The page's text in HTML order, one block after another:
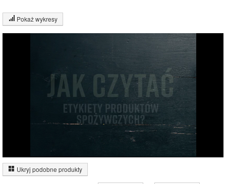
Pokaż wykresy
Wykres składu produktu
Pozostałe (6%)
49%
Ukryj podobne produkty